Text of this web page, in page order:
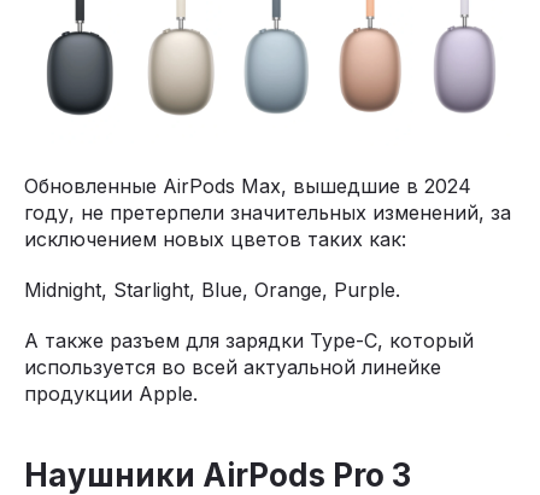
Обновленные AirPods Max, вышедшие в 2024
году, не претерпели значительных изменений, за
исключением новых цветов таких как:
Midnight, Starlight, Blue, Orange, Purple.
А также разъем для зарядки Type-C, который
используется во всей актуальной линейке
продукции Apple.
Наушники AirPods Pro 3